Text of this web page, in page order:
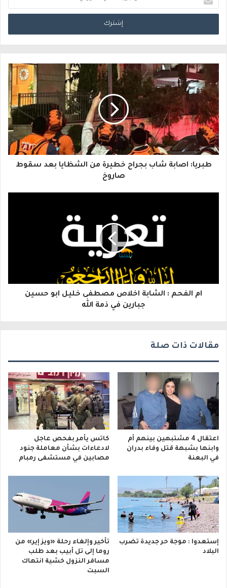
د
خ
ب
ر
ي
د
ك
ا
إ
طبريا: اصابة شاب بجراح خطيرة من الشظايا بعد سقوط
صاروخ
ام الفحم : الشابة اخلاص مصطفى خليل ابو حسين
جبارين في ذمة الله
مقالات ذات صلة
اعتقال 4 مشتبهين بينهم أم
وابنها بشبهة قتل وفاء بدران
في البعنة
كاتس يأمر بفحص عاجل
لادعاءات بشأن معاملة جنود
مصابين في مستشفى رمبام
إستعدوا : موجة حر جديدة تضرب
البلاد
تأخير وإلغاء رحلة «ويز إير» من
روما إلى تل أبيب بعد طلب
مسافر النزول خشية انتهاك
السبت